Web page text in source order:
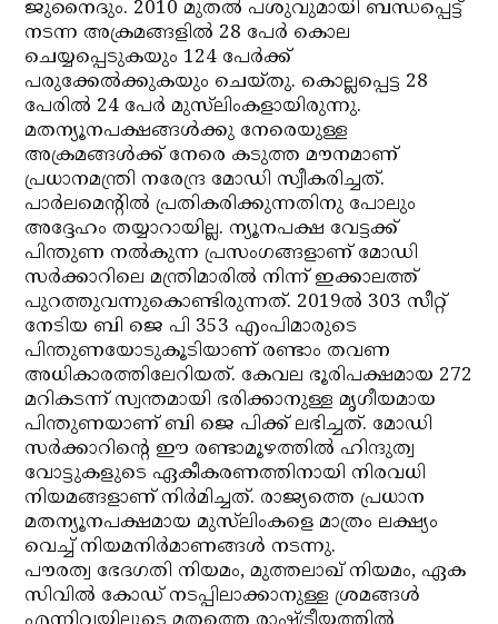
ജുനൈദും. 2010 മുതല്‍ പശുവുമായി ബന്ധപ്പെട്ട്
നടന്ന അക്രമങ്ങളില്‍ 28 പേര്‍ കൊല
ചെയ്യപ്പെടുകയും 124 പേര്‍ക്ക്
പരുക്കേല്‍ക്കുകയും ചെയ്തു. കൊല്ലപ്പെട്ട 28
പേരില്‍ 24 പേര്‍ മുസ്‌ലിംകളായിരുന്നു.
മതന്യൂനപക്ഷങ്ങള്‍ക്കു നേരെയുള്ള
അക്രമങ്ങള്‍ക്ക് നേരെ കടുത്ത മൗനമാണ്
പ്രധാനമന്ത്രി നരേന്ദ്ര മോഡി സ്വീകരിച്ചത്.
പാര്‍ലമെന്റില്‍ പ്രതികരിക്കുന്നതിനു പോലും
അദ്ദേഹം തയ്യാറായില്ല. ന്യൂനപക്ഷ വേട്ടക്ക്
പിന്തുണ നല്‍കുന്ന പ്രസംഗങ്ങളാണ് മോഡി
സര്‍ക്കാറിലെ മന്ത്രിമാരില്‍ നിന്ന് ഇക്കാലത്ത്
പുറത്തുവന്നുകൊണ്ടിരുന്നത്. 2019ല്‍ 303 സീറ്റ്
നേടിയ ബി ജെ പി 353 എംപിമാരുടെ
പിന്തുണയോടുകൂടിയാണ് രണ്ടാം തവണ
അധികാരത്തിലേറിയത്. കേവല ഭൂരിപക്ഷമായ 272
മറികടന്ന് സ്വന്തമായി ഭരിക്കാനുള്ള മൃഗീയമായ
പിന്തുണയാണ് ബി ജെ പിക്ക് ലഭിച്ചത്. മോഡി
സര്‍ക്കാറിന്റെ ഈ രണ്ടാമൂഴത്തില്‍ ഹിന്ദുത്വ
വോട്ടുകളുടെ ഏകീകരണത്തിനായി നിരവധി
നിയമങ്ങളാണ് നിര്‍മിച്ചത്. രാജ്യത്തെ പ്രധാന
മതന്യൂനപക്ഷമായ മുസ്‌ലിംകളെ മാത്രം ലക്ഷ്യം
വെച്ച് നിയമനിര്‍മാണങ്ങള്‍ നടന്നു.
പൗരത്വ ഭേദഗതി നിയമം, മുത്തലാഖ് നിയമം, ഏക
സിവില്‍ കോഡ് നടപ്പിലാക്കാനുള്ള ശ്രമങ്ങള്‍